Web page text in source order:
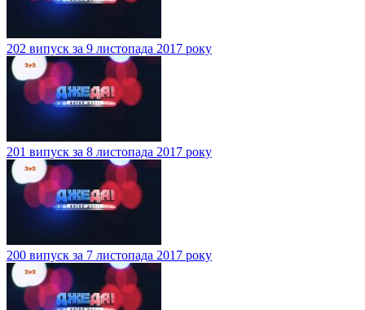
202 випуск за 9 листопада 2017 року
201 випуск за 8 листопада 2017 року
200 випуск за 7 листопада 2017 року